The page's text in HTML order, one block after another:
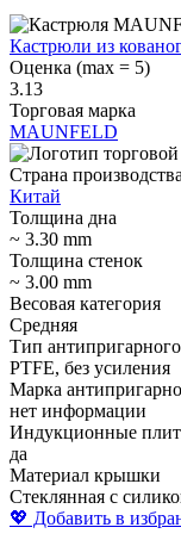
Кастрюли из
Оценка (max = 5)
3.13
Торговая марка
MAUNFELD
Страна производства
Китай
Толщина дна
~ 3.30 mm
Толщина стенок
~ 3.00 mm
Весовая категория
Средняя
Тип
PTFE, без усиления
Марка
нет информации
Индукционные
да
Материал крышки
Стеклянная с
💖 Добавить в